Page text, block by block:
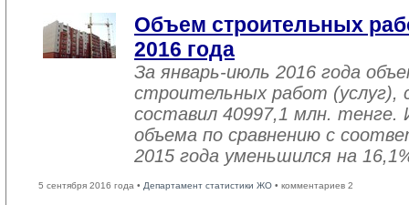
Объем строительных
2016 года
За январь-июль 2016 года
строительных работ (услуг),
составил 40997,1 млн. тенге.
объема по сравнению с
2015 года уменьшился на
5 сентября 2016 года • Департамент статистики ЖО • комментариев 2